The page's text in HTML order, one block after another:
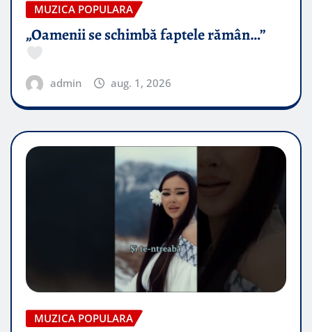
MUZICA POPULARA
„Oamenii se schimbă faptele rămân…”
admin aug. 1, 2026
MUZICA POPULARA